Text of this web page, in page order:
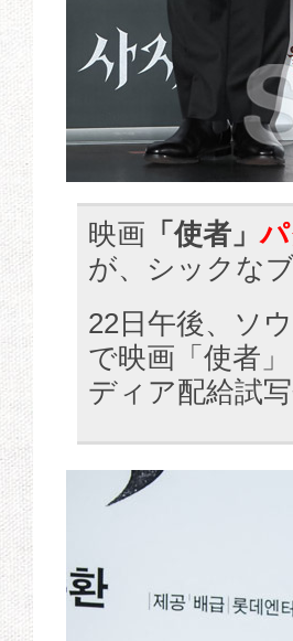
映画 「使者」
が、シックな
22日午後、ソ
で映画「使者
ディア配給試